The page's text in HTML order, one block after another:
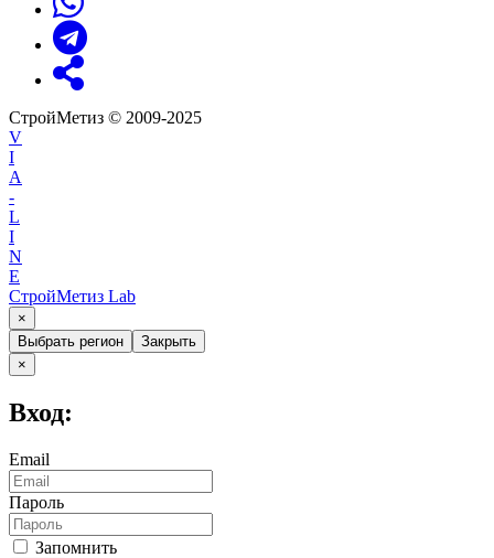
СтройМетиз © 2009-2025
V
I
A
-
L
I
N
E
СтройМетиз Lab
×
Выбрать регион
Закрыть
×
Вход:
Email
Пароль
Запомнить